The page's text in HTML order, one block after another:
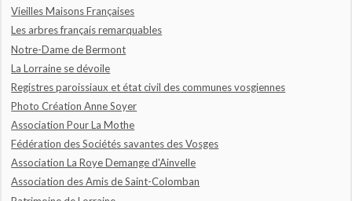
Vieilles Maisons Françaises
Les arbres français remarquables
Notre-Dame de Bermont
La Lorraine se dévoile
Registres paroissiaux et état civil des communes vosgiennes
Photo Création Anne Soyer
Association Pour La Mothe
Fédération des Sociétés savantes des Vosges
Association La Roye Demange d'Ainvelle
Association des Amis de Saint-Colomban